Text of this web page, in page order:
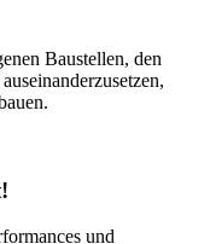
Baustellen, den
und